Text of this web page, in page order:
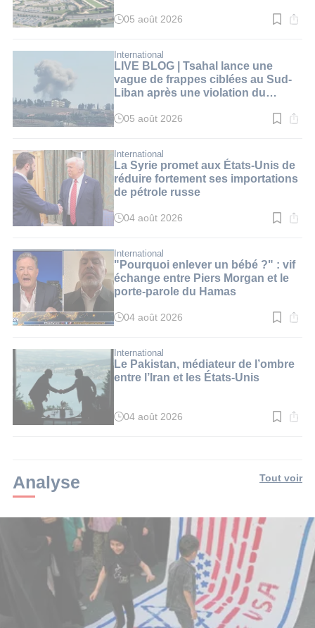
Temps
:
2
min.
05 août 2026
International
LIVE BLOG | Tsahal lance une
vague de frappes ciblées au Sud-
Liban après une violation du
Temps
:
1
min.
05 août 2026
International
La Syrie promet aux États-Unis de
réduire fortement ses importations
de pétrole russe
Temps
:
3
min.
04 août 2026
International
"Pourquoi enlever un bébé ?" : vif
échange entre Piers Morgan et le
porte-parole du Hamas
Temps
:
2
min.
04 août 2026
International
Le Pakistan, médiateur de l’ombre
entre l’Iran et les États-Unis
Temps
04 août 2026
Analyse Tout voir